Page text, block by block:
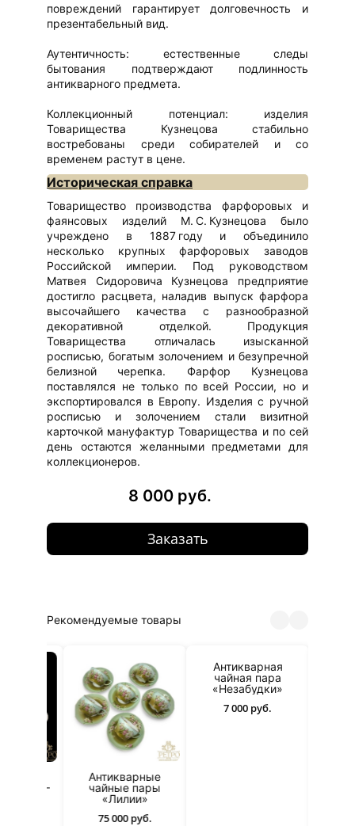
повреждений гарантирует долговечность и
презентабельный вид.
Аутентичность: естественные следы
бытования подтверждают подлинность
антикварного предмета.
Коллекционный потенциал: изделия
Товарищества Кузнецова стабильно
востребованы среди собирателей и со
временем растут в цене.
Историческая справка
Товарищество производства фарфоровых и
фаянсовых изделий М. С. Кузнецова было
учреждено в 1887 году и объединило
несколько крупных фарфоровых заводов
Российской империи. Под руководством
Матвея Сидоровича Кузнецова предприятие
достигло расцвета, наладив выпуск фарфора
высочайшего качества с разнообразной
декоративной отделкой. Продукция
Товарищества отличалась изысканной
росписью, богатым золочением и безупречной
белизной черепка. Фарфор Кузнецова
поставлялся не только по всей России, но и
экспортировался в Европу. Изделия с ручной
росписью и золочением стали визитной
карточкой мануфактур Товарищества и по сей
день остаются желанными предметами для
коллекционеров.
8 000 руб.
Заказать
Рекомендуемые товары
Антикварные
чайные пары
«Лилии»
75 000 руб.
Антикварная
чайная пара
«Незабудки»
7 000 руб.